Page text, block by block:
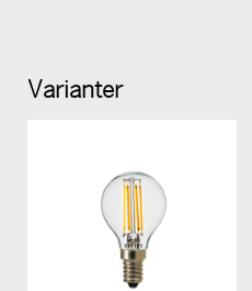
Varianter